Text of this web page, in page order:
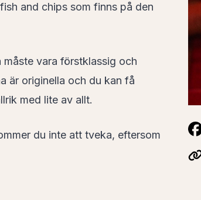
and chips som finns på den
vara förstklassig och
är originella och du kan få
med lite av allt.
du inte att tveka, eftersom